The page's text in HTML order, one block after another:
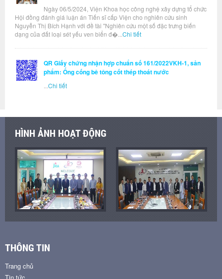
Ngày 06/5/2024, Viện Khoa học công nghệ xây dựng tổ chức
Hội đồng đánh giá luận án Tiến sĩ cấp Viện cho nghiên cứu sinh
Nguyễn Thị Bích Hạnh với đề tài "Nghiên cứu một số đặc trưng biến
dạng của đất loại sét yếu ven biển đ�... Chi tiết
QR Giấy chứng nhận hợp chuẩn số 161/2022VKH-1, sản
phẩm: Ống cống bê tông cốt thép thoát nước
Chi tiết
HÌNH ẢNH HOẠT ĐỘNG
THÔNG TIN
Trang chủ